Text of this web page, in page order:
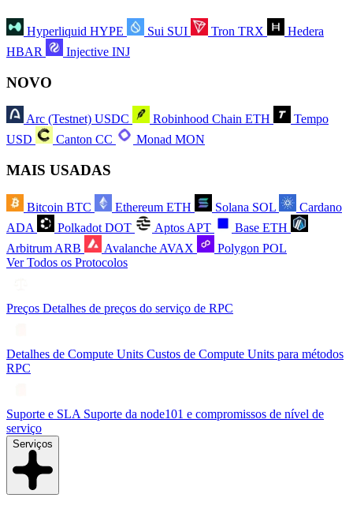
Hyperliquid HYPE Sui SUI Tron TRX
Hedera
HBAR
Injective INJ
NOVO
Arc (Testnet) USDC Robinhood Chain ETH
Tempo
USD
Canton CC Monad MON
MAIS USADAS
Bitcoin BTC Ethereum ETH Solana SOL
Cardano
ADA
Polkadot DOT Aptos APT Base ETH
Arbitrum ARB Avalanche AVAX Polygon POL
Ver Todos os Protocolos
Preços Detalhes de preços do serviço de RPC
Detalhes de Compute Units Custos de Compute Units para métodos
RPC
Suporte e SLA Suporte da node101 e compromissos de nível de
serviço
Serviços